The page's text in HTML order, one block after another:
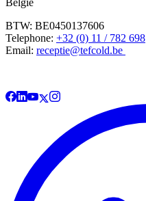
BTW: BE0450137606
Telephone: +32 (0) 11 / 782 698
Email: receptie@tefcold.be